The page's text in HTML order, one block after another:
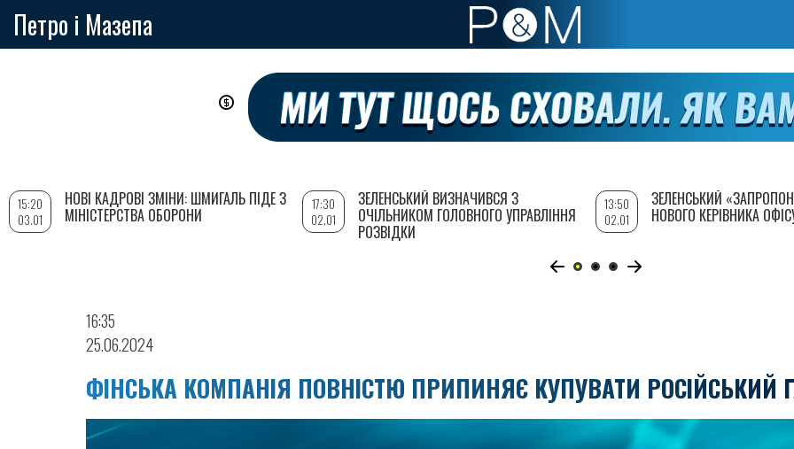
Петро і Мазепа
16:35
25.06.2024
ФІНСЬКА КОМПАНІЯ ПОВНІСТЮ ПРИПИНЯЄ КУПУВАТИ РОСІЙСЬКИЙ
15:20
03.01
НОВІ КАДРОВІ ЗМІНИ: ШМИГАЛЬ ПІДЕ З
МІНІСТЕРСТВА ОБОРОНИ
17:30
02.01
ЗЕЛЕНСЬКИЙ ВИЗНАЧИВСЯ З
ОЧІЛЬНИКОМ ГОЛОВНОГО УПРАВЛІННЯ
РОЗВІДКИ
13:50
02.01
ЗЕЛЕНСЬКИЙ
НОВОГО КЕРІВНИКА